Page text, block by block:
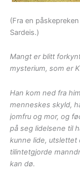
(Fra en
Sardeis.)
Mangt er blitt
mysterium, som er
Han kom ned fra
menneskes skyld,
jomfru og mor, og
på seg lidelsene til
kunne lide,
tilintetgjorde
kan dø.